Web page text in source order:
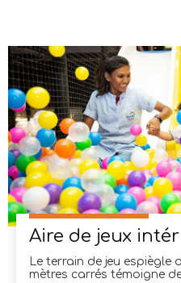
Le terrain de jeu espiègle
mètres carrés témoigne